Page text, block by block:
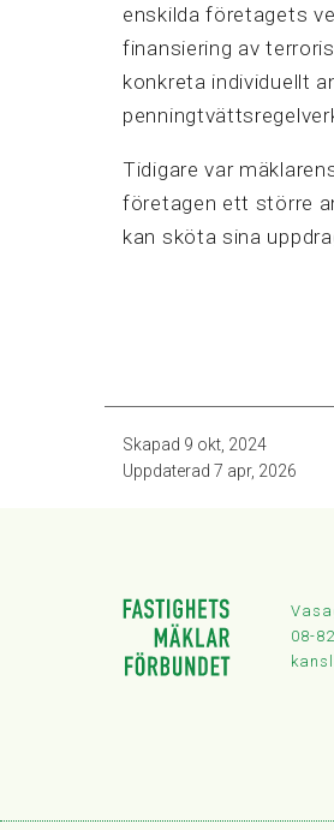
enskilda företagets
finansiering av
konkreta individuellt
Tidigare var
företagen ett större
kan sköta sina
Skapad 9 okt, 2024
Uppdaterad 7 apr, 2026
08-